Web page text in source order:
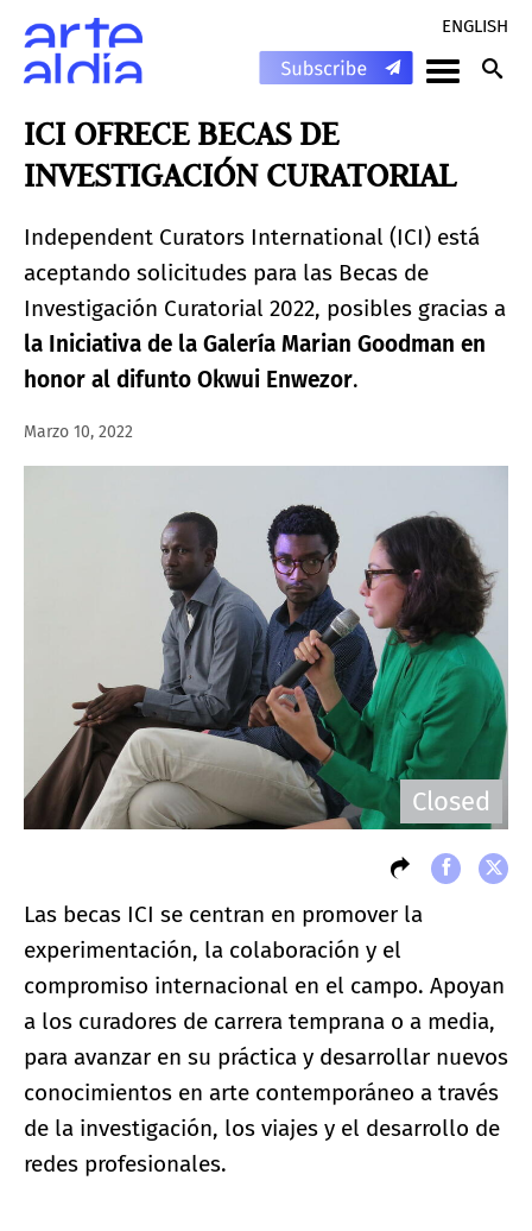
ENGLISH
ICI OFRECE BECAS DE
INVESTIGACIÓN CURATORIAL
Independent Curators International (ICI) está
aceptando solicitudes para las Becas de
Investigación Curatorial 2022, posibles gracias a
la Iniciativa de la Galería Marian Goodman en
honor al difunto Okwui Enwezor.
Marzo 10, 2022
Closed
Las becas ICI se centran en promover la
experimentación, la colaboración y el
compromiso internacional en el campo. Apoyan
a los curadores de carrera temprana o a media,
para avanzar en su práctica y desarrollar nuevos
conocimientos en arte contemporáneo a través
de la investigación, los viajes y el desarrollo de
redes profesionales.